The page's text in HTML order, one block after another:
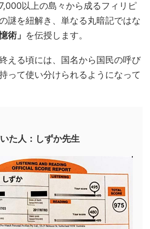
以上の島々から成るフィリピ
謎を紐解き、単なる丸暗記ではな
術」 を伝授します。
える頃には、国名から国民の呼び
って使い分けられるようになって
た人：しずか先生